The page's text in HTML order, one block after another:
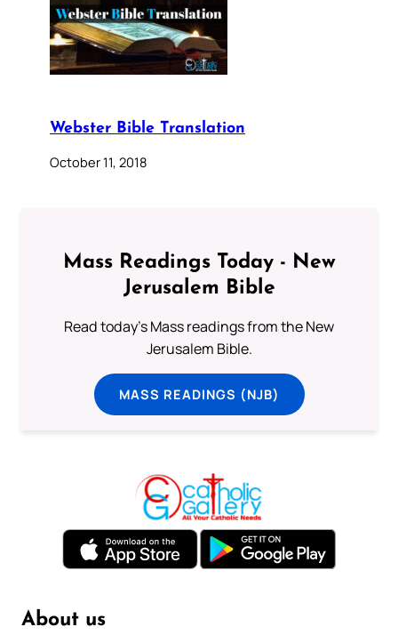
Webster Bible Translation
October 11, 2018
Mass Readings Today - New
Jerusalem Bible
Read today's Mass readings from the New
Jerusalem Bible.
MASS READINGS (NJB)
About us